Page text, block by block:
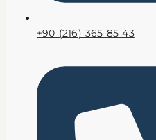
+90 (216) 365 85 43